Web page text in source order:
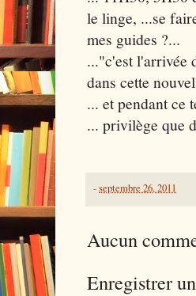
le linge, ...se
mes guides ?...
..."c'est l'arrivée
dans cette
... et pendant ce
... privilège que
-septembre 26, 2011
Aucun
Enregistrer